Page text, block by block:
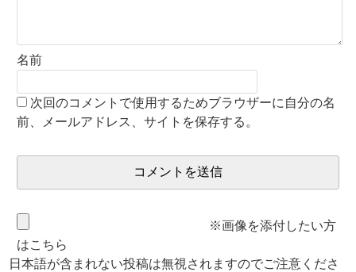
名前
次回のコメントで使用するためブラウザーに自分の名
前、メールアドレス、サイトを保存する。
※画像を添付したい方
はこちら
日本語が含まれない投稿は無視されますのでご注意くださ